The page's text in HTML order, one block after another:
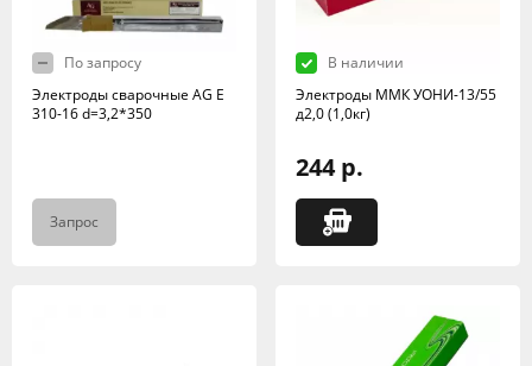
По запросу
Электроды сварочные AG E
310-16 d=3,2*350
Запрос
В наличии
Электроды ММК УОНИ-13/55
д2,0 (1,0кг)
244 р.